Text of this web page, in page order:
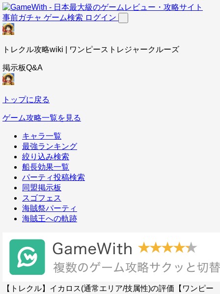
事前ガチャ ゲーム検索 ログイン
トレクル攻略wiki | ワンピーストレジャークルーズ
掲示板Q&A
トップに戻る
ゲーム攻略一覧を見る
キャラ一覧
最強ランキング
絞り込み検索
船長効果一覧
パーティ投稿検索
同盟掲示板
スゴフェス
海賊祭パーティ
海賊王への軌跡
【トレクル】イカロス(通常エリア/技属性)の評価【ワンピー